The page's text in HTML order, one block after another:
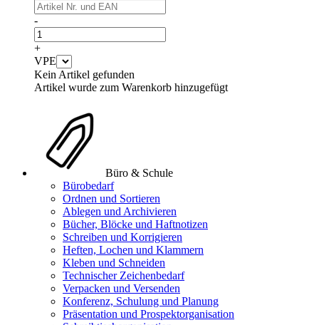
-
+
VPE
Kein Artikel gefunden
Artikel wurde zum Warenkorb hinzugefügt
Büro & Schule
Bürobedarf
Ordnen und Sortieren
Ablegen und Archivieren
Bücher, Blöcke und Haftnotizen
Schreiben und Korrigieren
Heften, Lochen und Klammern
Kleben und Schneiden
Technischer Zeichenbedarf
Verpacken und Versenden
Konferenz, Schulung und Planung
Präsentation und Prospektorganisation